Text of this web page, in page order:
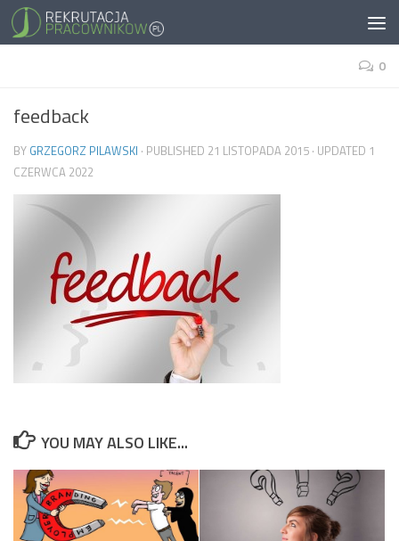
0
feedback
BY GRZEGORZ PILAWSKI · PUBLISHED 21 LISTOPADA 2015 · UPDATED 1
CZERWCA 2022
YOU MAY ALSO LIKE...